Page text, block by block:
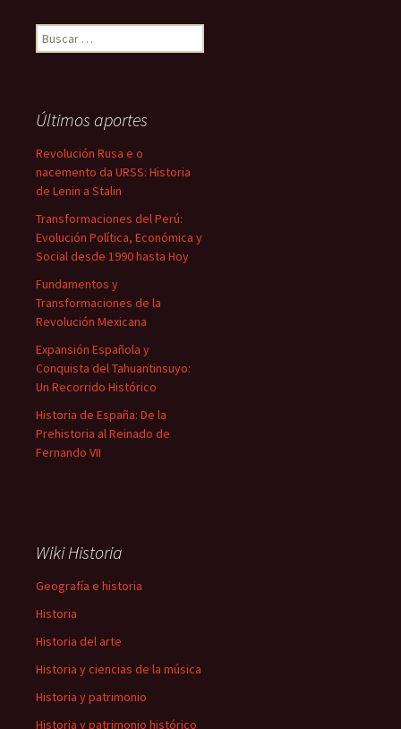
Buscar:
Últimos aportes
Revolución Rusa e o
nacemento da URSS: Historia
de Lenin a Stalin
Transformaciones del Perú:
Evolución Política, Económica y
Social desde 1990 hasta Hoy
Fundamentos y
Transformaciones de la
Revolución Mexicana
Expansión Española y
Conquista del Tahuantinsuyo:
Un Recorrido Histórico
Historia de España: De la
Prehistoria al Reinado de
Fernando VII
Wiki Historia
Geografía e historia
Historia
Historia del arte
Historia y ciencias de la música
Historia y patrimonio
Historia y patrimonio histórico